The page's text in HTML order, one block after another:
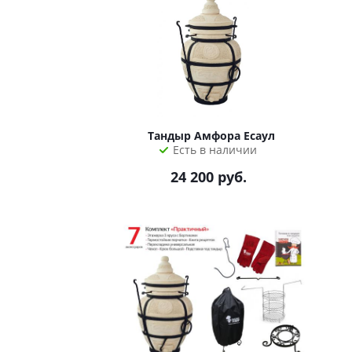
Тандыр Амфора Есаул
Есть в наличии
24 200 руб.